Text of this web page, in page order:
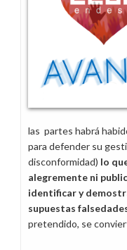
las partes habrá
para defender su
disconformidad) lo
alegremente ni
identificar y
supuestas
pretendido, se